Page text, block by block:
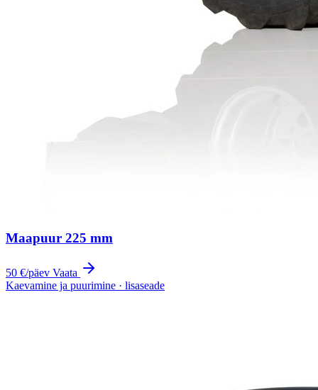
Maapuur 225 mm
50 €/päev Vaata
Kaevamine ja puurimine · lisaseade